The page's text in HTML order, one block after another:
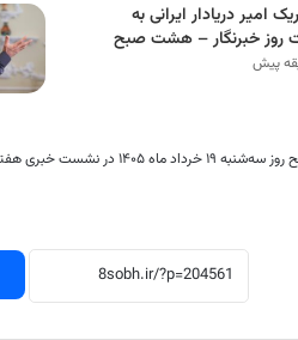
امیر دریادار ایرانی به
روز خبرنگار – هشت صبح
فاطمه مهاجرانی سخنگوی دولت،